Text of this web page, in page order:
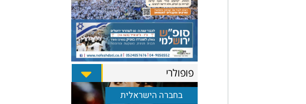
פופולרי
בחברה הישראלית